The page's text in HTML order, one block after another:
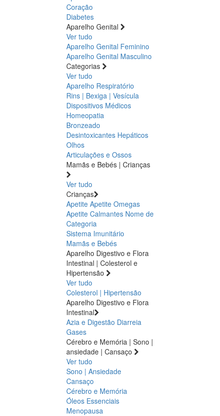
Coração
Diabetes
Aparelho Genital
Ver tudo
Aparelho Genital Feminino
Aparelho Genital Masculino
Categorias
Ver tudo
Aparelho Respiratório
Rins | Bexiga | Vesícula
Dispositivos Médicos
Homeopatia
Bronzeado
Desintoxicantes Hepáticos
Olhos
Articulações e Ossos
Mamãs e Bebés | Crianças
Ver tudo
Crianças
Apetite Apetite Omegas
Apetite Calmantes Nome de
Categoria
Sistema Imunitário
Mamãs e Bebés
Aparelho Digestivo e Flora
Intestinal | Colesterol e
Hipertensão
Ver tudo
Colesterol | Hipertensão
Aparelho Digestivo e Flora
Intestinal
Azia e Digestão Diarreia
Gases
Cérebro e Memória | Sono |
ansiedade | Cansaço
Ver tudo
Sono | Ansiedade
Cansaço
Cérebro e Memória
Óleos Essenciais
Menopausa